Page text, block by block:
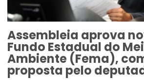
Assembleia aprova
Fundo Estadual do
Ambiente (Fema),
proposta pelo